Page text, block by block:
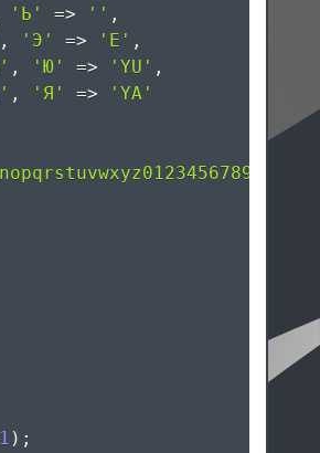
'Ь' => '' ,
, 'Э' => 'E' ,
, 'Ю' => 'YU' ,
, 'Я' =>
'YA'
1 ) ;